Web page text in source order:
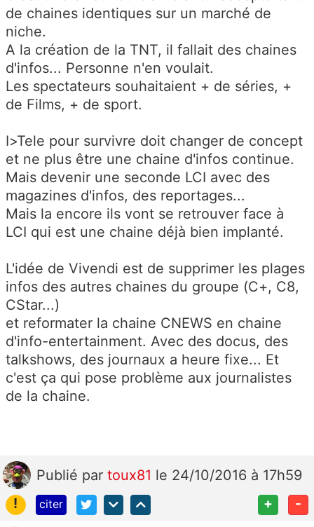
de chaines identiques sur un marché de
niche.
A la création de la TNT, il fallait des chaines
d'infos... Personne n'en voulait.
Les spectateurs souhaitaient + de séries, +
de Films, + de sport.
I>Tele pour survivre doit changer de concept
et ne plus être une chaine d'infos continue.
Mais devenir une seconde LCI avec des
magazines d'infos, des reportages...
Mais la encore ils vont se retrouver face à
LCI qui est une chaine déjà bien implanté.
L'idée de Vivendi est de supprimer les plages
infos des autres chaines du groupe (C+, C8,
CStar...)
et reformater la chaine CNEWS en chaine
d'info-entertainment. Avec des docus, des
talkshows, des journaux a heure fixe... Et
c'est ça qui pose problème aux journalistes
de la chaine.
Publié par toux81 le 24/10/2016 à 17h59
!
citer + -